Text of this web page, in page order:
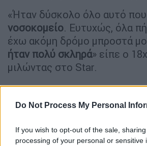
Do Not Process My Personal
If you wish to opt-out of the sale,
processing of your personal or sensitive
«Ήταν δύσκολο όλο αυτό
νοσοκομείο. Ευτυχώς, όλα
έχω ακόμη δρόμο μπροστά
ήταν πολύ σκληρά» είπε ο
μιλώντας στο Star.